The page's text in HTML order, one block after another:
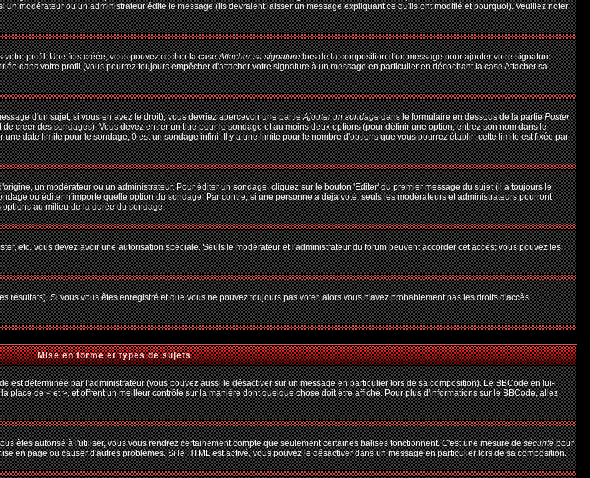
modérateur ou un administrateur édite le message (ils devraient laisser un message expliquant ce qu'ils ont modifié et pourquoi). Veuillez noter
profil. Une fois créée, vous pouvez cocher la caseAttacher sa signaturelors de la composition d'un message pour ajouter votre signature.
dans votre profil (vous pourrez toujours empêcher d'attacher votre signature à un message en particulier en décochant la case Attacher sa
d'un sujet, si vous en avez le droit), vous devriez apercevoir une partieAjouter un sondagedans le formulaire en dessous de la partiePoster
créer des sondages). Vous devez entrer un titre pour le sondage et au moins deux options (pour définir une option, entrez son nom dans le
une date limite pour le sondage; 0 est un sondage infini. Il y a une limite pour le nombre d'options que vous pourrez établir; cette limite est fixée par
un modérateur ou un administrateur. Pour éditer un sondage, cliquez sur le bouton 'Editer' du premier message du sujet (il a toujours le
ou éditer n'importe quelle option du sondage. Par contre, si une personne a déjà voté, seuls les modérateurs et administrateurs pourront
au milieu de la durée du sondage.
etc. vous devez avoir une autorisation spéciale. Seuls le modérateur et l'administrateur du forum peuvent accorder cet accès; vous pouvez les
Si vous vous êtes enregistré et que vous ne pouvez toujours pas voter, alors vous n'avez probablement pas les droits d'accès
Mise en forme et types de sujets
est déterminée par l'administrateur (vous pouvez aussi le désactiver sur un message en particulier lors de sa composition). Le BBCode en lui-
place de < et >, et offrent un meilleur contrôle sur la manière dont quelque chose doit être affiché. Pour plus d'informations sur le BBCode, allez
êtes autorisé à l'utiliser, vous vous rendrez certainement compte que seulement certaines balises fonctionnent. C'est une mesure desécuritépour
en page ou causer d'autres problèmes. Si le HTML est activé, vous pouvez le désactiver dans un message en particulier lors de sa composition.